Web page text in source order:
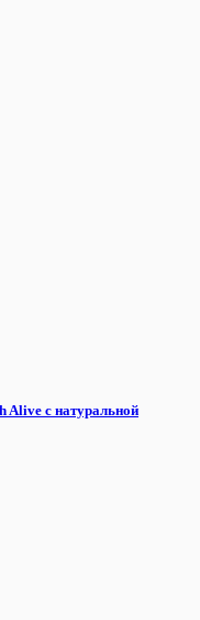
Alive с натуральной